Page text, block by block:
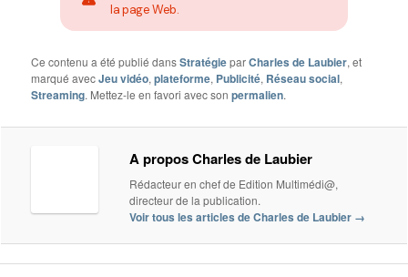
la page Web.
Ce contenu a été publié dansStratégieparCharles de Laubier, et
marqué avecJeu vidéo,plateforme, Publicité, Réseau social,
Streaming. Mettez-le en favori avec sonpermalien.
A propos Charles de Laubier
Rédacteur en chef de Edition Multimédi@,
directeur de la publication.
Voir tous les articles de Charles de Laubier →